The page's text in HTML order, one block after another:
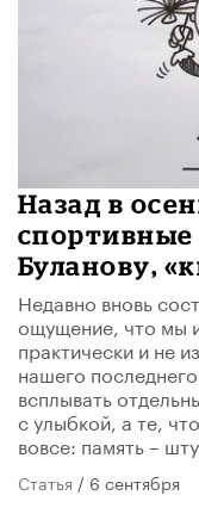
Назад в
Буланову,
Недавно вновь
ощущение, что мы
практически и не
нашего
всплывать
с улыбкой, а те,
вовсе: память –
Статья / 6 сентября